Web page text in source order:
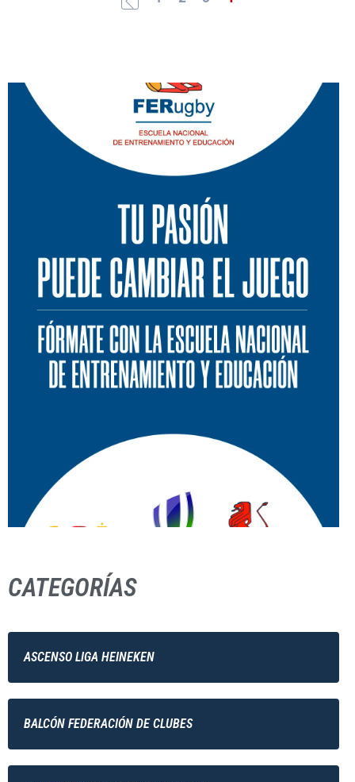
CATEGORÍAS
ASCENSO LIGA HEINEKEN
BALCÓN FEDERACIÓN DE CLUBES